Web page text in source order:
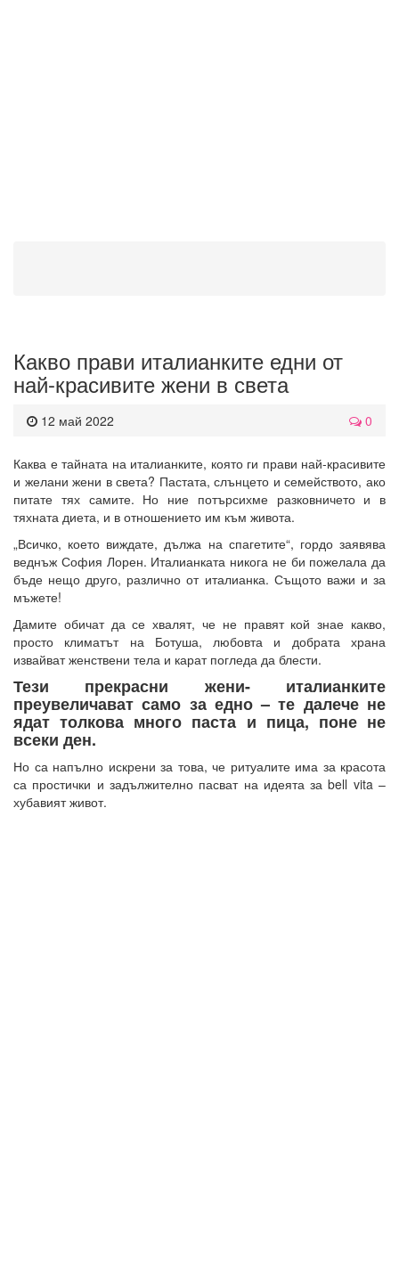
Какво прави италианките едни от
най-красивите жени в света
12 май 2022 0
Каква е тайната на италианките, която ги прави най-красивите
и желани жени в света? Пастата, слънцето и семейството, ако
питате тях самите. Но ние потърсихме разковничето и в
тяхната диета, и в отношението им към живота.
„Всичко, което виждате, дължа на спагетите“, гордо заявява
веднъж София Лорен. Италианката никога не би пожелала да
бъде нещо друго, различно от италианка. Същото важи и за
мъжете!
Дамите обичат да се хвалят, че не правят кой знае какво,
просто климатът на Ботуша, любовта и добрата храна
извайват женствени тела и карат погледа да блести.
Тези прекрасни жени- италианките
преувеличават само за едно – те далече не
ядат толкова много паста и пица, поне не
всеки ден.
Но са напълно искрени за това, че ритуалите има за красота
са простички и задължително пасват на идеята за bell vita –
хубавият живот.